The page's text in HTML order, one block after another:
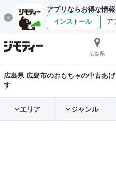
アプリならお得な情
インストール ア
広島県
広島県 広島市のおもちゃの中古あ
す
エリア ジャンル